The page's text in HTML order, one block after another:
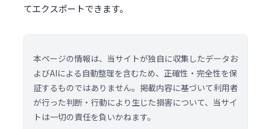
てエクスポートできます。
本ページの情報は、当サイトが独自に収集したデータお
よびAIによる自動整理を含むため、正確性・完全性を保
証するものではありません。掲載内容に基づいて利用者
が行った判断・行動により生じた損害について、当サイ
トは一切の責任を負いかねます。